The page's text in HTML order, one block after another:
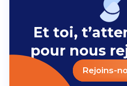
Et toi,
pour nous
Rejoins-